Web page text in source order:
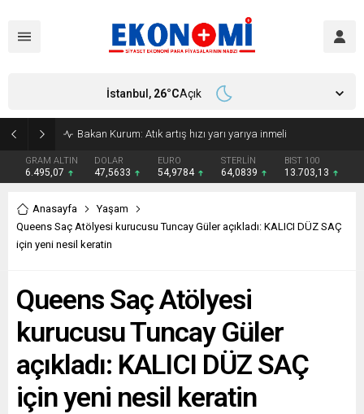
Bakan Kurum: Atık artış hızı yarı yarıya inmeli
GRAM ALTIN
6.495,07
DOLAR
47,5633
EURO
54,9784
STERLİN
64,0839
BIST 100
13.703,13
İstanbul, 26°CAçık
Anasayfa
Yaşam
Queens Saç Atölyesi kurucusu Tuncay Güler açıkladı: KALICI DÜZ SAÇ
için yeni nesil keratin
Queens Saç Atölyesi
kurucusu Tuncay Güler
açıkladı: KALICI DÜZ SAÇ
için yeni nesil keratin